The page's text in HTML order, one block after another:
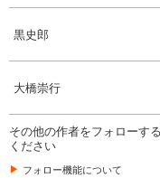
黒史郎
大橋崇行
その他の作者をフォローす
ください
フォロー機能について